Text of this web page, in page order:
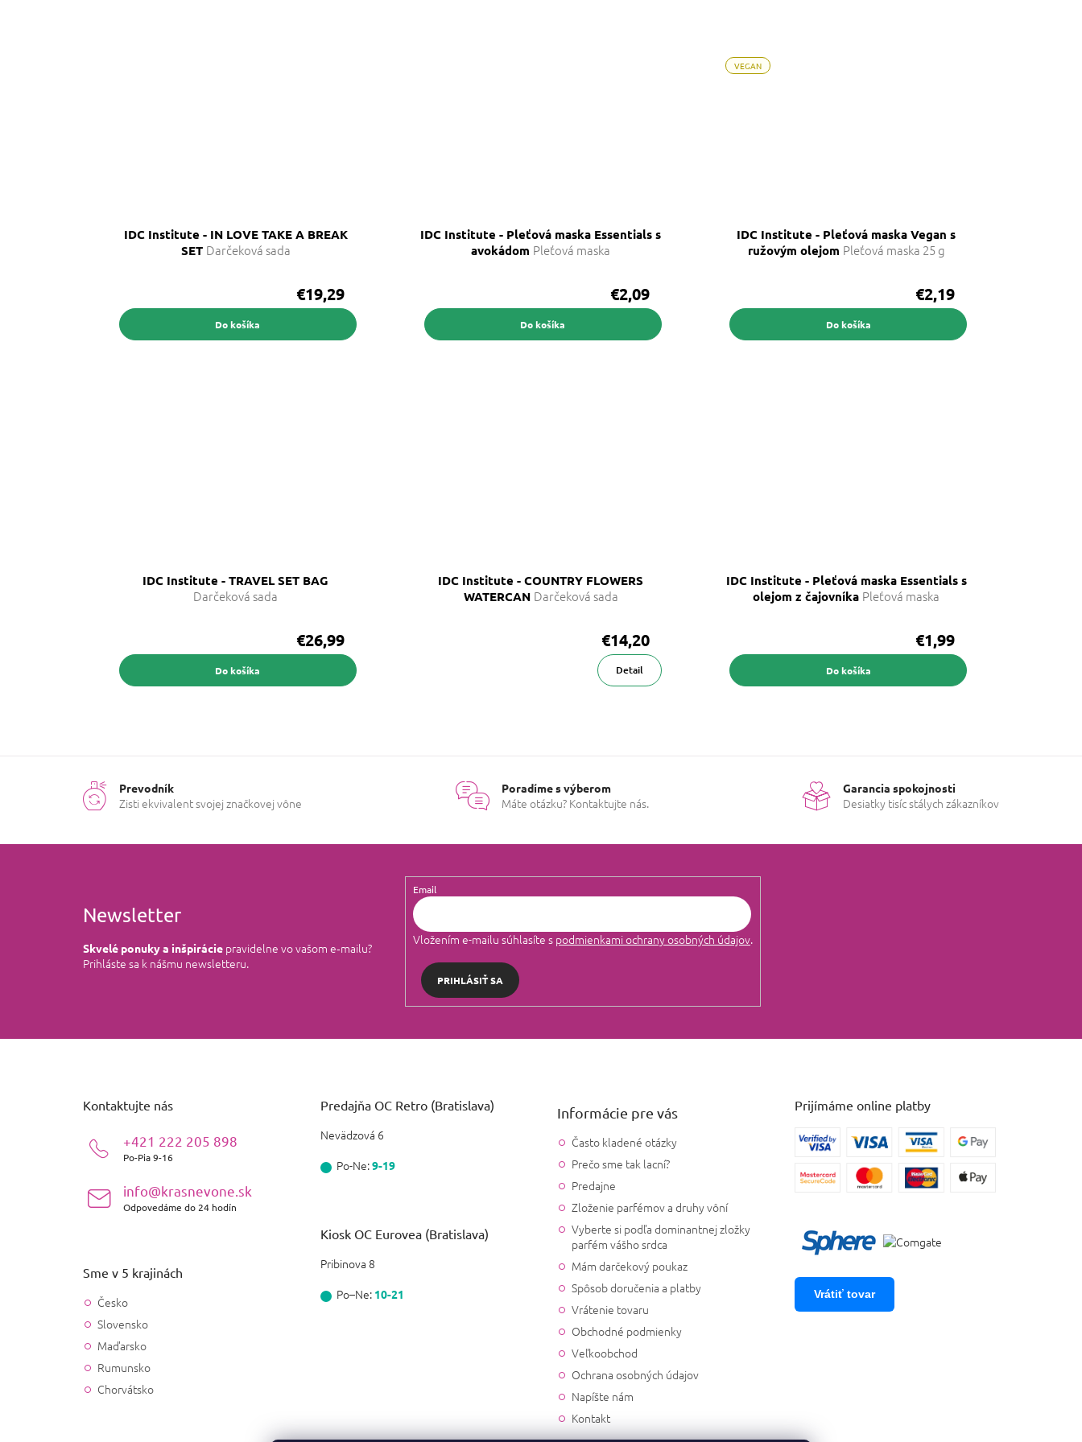
IDC Institute - IN LOVE TAKE A BREAK
SET Darčeková sada
€19,29
Do košíka
IDC Institute - Pleťová maska Essentials s
avokádom Pleťová maska
€2,09
Do košíka
VEGAN
IDC Institute - Pleťová maska Vegan s
ružovým olejom Pleťová maska 25 g
€2,19
Do košíka
IDC Institute - TRAVEL SET BAG
Darčeková sada
€26,99
Do košíka
IDC Institute - COUNTRY FLOWERS
WATERCAN Darčeková sada
€14,20
Detail
IDC Institute - Pleťová maska Essentials s
olejom z čajovníka Pleťová maska
€1,99
Do košíka
d
a
r
v
v
Prevodník
Zisti ekvivalent svojej značkovej vône
Poradíme s výberom
Máte otázku? Kontaktujte nás.
Garancia spokojnosti
Desiatky tisíc stálych zákazníkov
Newsletter
Skvelé ponuky a inšpirácie pravidelne vo vašom e‑mailu?
Prihláste sa k nášmu newsletteru.
Email
Vložením e-mailu súhlasíte s podmienkami ochrany osobných údajov.
PRIHLÁSIŤ SA
Kontaktujte nás
+421 222 205 898
Po-Pia 9-16
info@krasnevone.sk
Odpovedáme do 24 hodín
Sme v 5 krajinách
Česko
Slovensko
Maďarsko
Rumunsko
Chorvátsko
Predajňa OC Retro (Bratislava)
Nevädzová 6
Po-Ne:9-19
Kiosk OC Eurovea (Bratislava)
Pribinova 8
Po–Ne: 10-21
Informácie pre vás
Často kladené otázky
Prečo sme tak lacní?
Predajne
Zloženie parfémov a druhy vôní
Vyberte si podľa dominantnej zložky
parfém vášho srdca
Mám darčekový poukaz
Spôsob doručenia a platby
Vrátenie tovaru
Obchodné podmienky
Veľkoobchod
Ochrana osobných údajov
Napíšte nám
Kontakt
Prijímáme online platby
Vrátiť tovar